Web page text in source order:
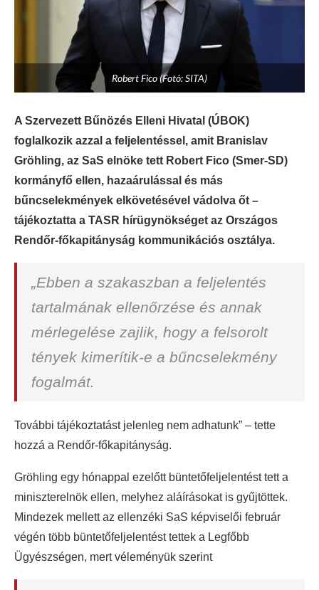
Robert Fico (Fotó: SITA)
A Szervezett Bűnözés Elleni Hivatal (ÚBOK)
foglalkozik azzal a feljelentéssel, amit Branislav
Gröhling, az SaS elnöke tett Robert Fico (Smer-SD)
kormányfő ellen, hazaárulással és más
bűncselekmények elkövetésével vádolva őt –
tájékoztatta a TASR hírügynökséget az Országos
Rendőr-főkapitányság kommunikációs osztálya.
„Ebben a szakaszban a feljelentés
tartalmának ellenőrzése és annak
mérlegelése zajlik, hogy a felsorolt
tények kimerítik-e a bűncselekmény
fogalmát.
További tájékoztatást jelenleg nem adhatunk” – tette
hozzá a Rendőr-főkapitányság.
Gröhling egy hónappal ezelőtt büntetőfeljelentést tett a
miniszterelnök ellen, melyhez aláírásokat is gyűjtöttek.
Mindezek mellett az ellenzéki SaS képviselői február
végén több büntetőfeljelentést tettek a Legfőbb
Ügyészségen, mert véleményük szerint